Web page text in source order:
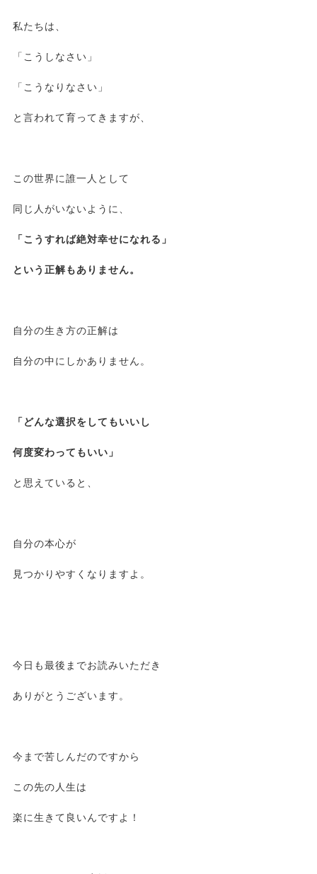
私たちは、
「こうしなさい」
「こうなりなさい」
と言われて育ってきますが、
この世界に誰一人として
同じ人がいないように、
「こうすれば絶対幸せになれる」
という正解もありません。
自分の生き方の正解は
自分の中にしかありません。
「どんな選択をしてもいいし
何度変わってもいい」
と思えていると、
自分の本心が
見つかりやすくなりますよ。
今日も最後までお読みいただき
ありがとうございます。
今まで苦しんだのですから
この先の人生は
楽に生きて良いんですよ！